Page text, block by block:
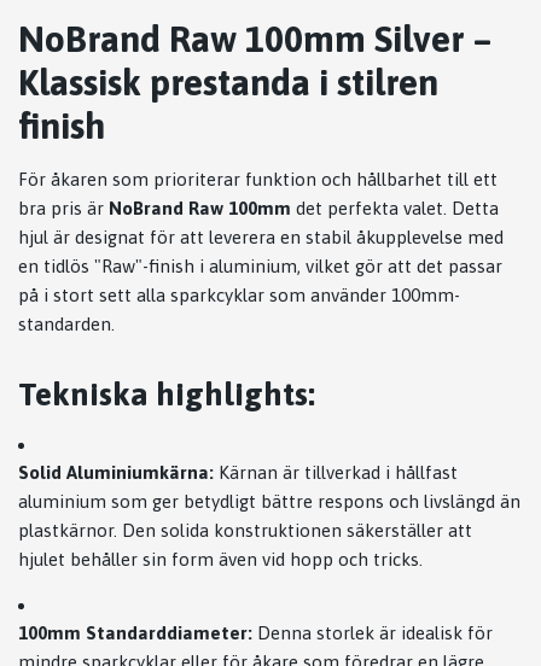
NoBrand Raw 100mm Silver –
Klassisk prestanda i stilren
finish
För åkaren som prioriterar funktion och hållbarhet till ett
bra pris är NoBrand Raw 100mm det perfekta valet. Detta
hjul är designat för att leverera en stabil åkupplevelse med
en tidlös "Raw"-finish i aluminium, vilket gör att det passar
på i stort sett alla sparkcyklar som använder 100mm-
standarden.
Tekniska highlights:
Solid Aluminiumkärna: Kärnan är tillverkad i hållfast
aluminium som ger betydligt bättre respons och livslängd än
plastkärnor. Den solida konstruktionen säkerställer att
hjulet behåller sin form även vid hopp och tricks.
100mm Standarddiameter: Denna storlek är idealisk för